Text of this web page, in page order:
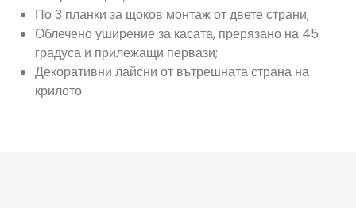
По 3 планки за щоков монтаж от двете страни;
Облечено уширение за касата, прерязано на 45
градуса и прилежащи первази;
Декоративни лайсни от вътрешната страна на
крилото.